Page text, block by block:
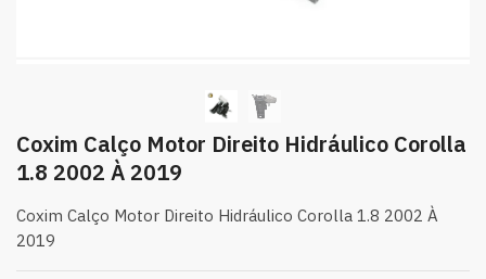
Coxim Calço Motor Direito Hidráulico Corolla
1.8 2002 À 2019
Coxim Calço Motor Direito Hidráulico Corolla 1.8 2002 À
2019